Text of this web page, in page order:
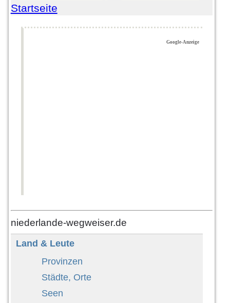
Startseite
Google-Anzeige
niederlande-wegweiser.de
Land & Leute
Provinzen
Städte, Orte
Seen